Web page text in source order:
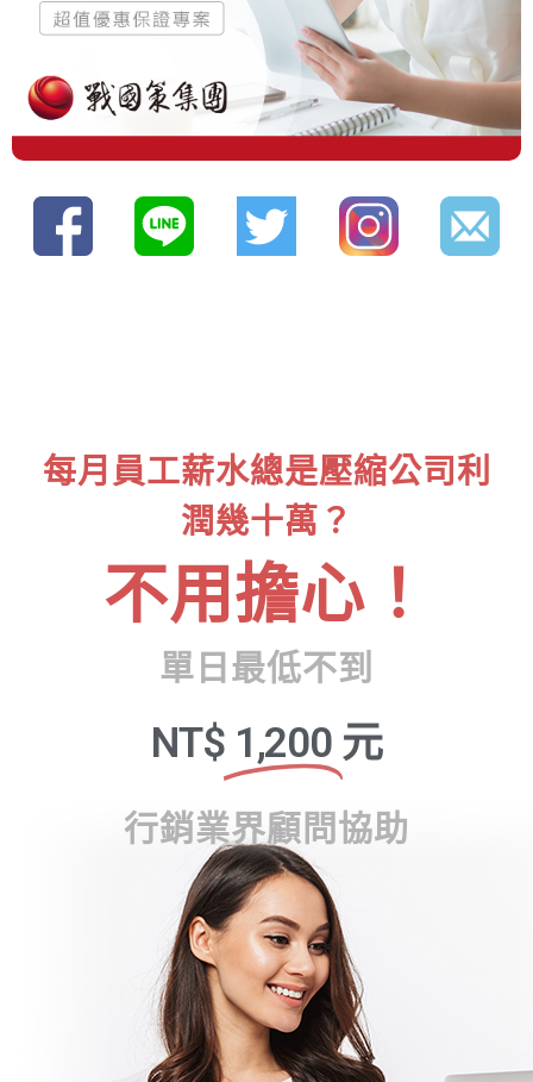
每月員工薪水總是壓縮公司利
潤幾十萬？
不用擔心！
單日最低不到
NT$ 1,200 元
行銷業界顧問協助